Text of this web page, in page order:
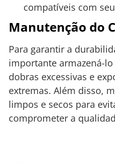
compatíveis com
Manutenção do
Para garantir a
importante armazená-
dobras excessivas e
extremas. Além disso,
limpos e secos para
comprometer a